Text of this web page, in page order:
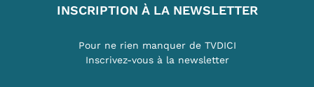
INSCRIPTION À LA NEWSLETTER
Pour ne rien manquer de TVDICI
Inscrivez-vous à la newsletter